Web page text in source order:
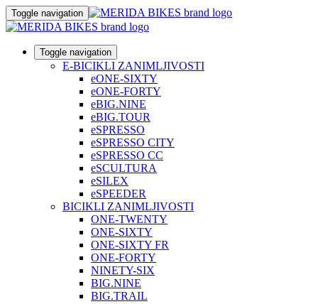
Toggle navigation
Toggle navigation
E-BICIKLI ZANIMLJIVOSTI
eONE-SIXTY
eONE-FORTY
eBIG.NINE
eBIG.TOUR
eSPRESSO
eSPRESSO CITY
eSPRESSO CC
eSCULTURA
eSILEX
eSPEEDER
BICIKLI ZANIMLJIVOSTI
ONE-TWENTY
ONE-SIXTY
ONE-SIXTY FR
ONE-FORTY
NINETY-SIX
BIG.NINE
BIG.TRAIL